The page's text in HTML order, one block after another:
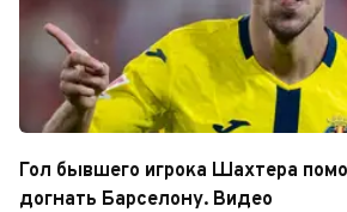
Гол бывшего игрока Шахтера
догнать Барселону. Видео